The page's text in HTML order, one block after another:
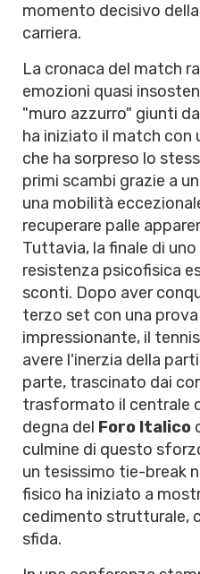
momento decisivo
carriera.
La cronaca del match
emozioni quasi
"muro azzurro" giunti
ha iniziato il match
che ha sorpreso lo
primi scambi grazie a
una mobilità
recuperare palle
Tuttavia, la finale di uno
resistenza psicofisica
sconti. Dopo aver
terzo set con una
impressionante, il
avere l'inerzia della
parte, trascinato dai
trasformato il centrale
degna del Foro Italico
culmine di questo
un tesissimo tie-break
fisico ha iniziato a
cedimento strutturale,
sfida.